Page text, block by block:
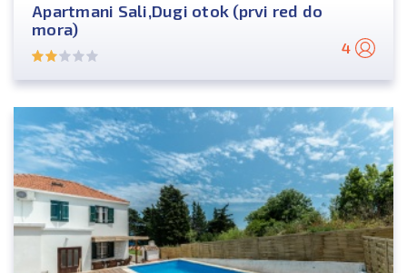
Apartmani Sali,Dugi otok (prvi red do
mora)
4